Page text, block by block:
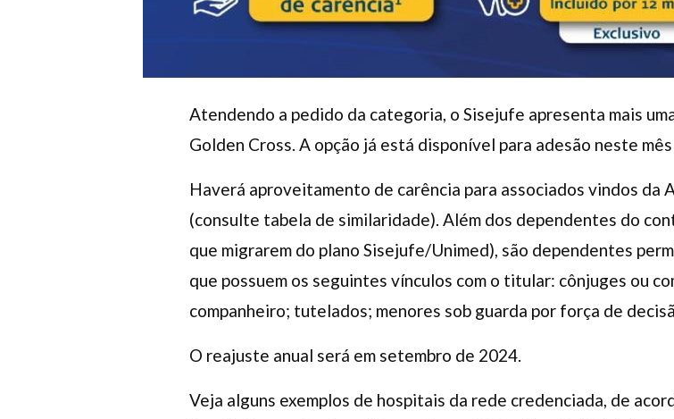
Atendendo a pedido da categoria, o Sisejufe apresenta mais
Golden Cross. A opção já está disponível para adesão neste
Haverá aproveitamento de carência para associados vindos da
(consulte tabela de similaridade). Além dos dependentes do
que migrarem do plano Sisejufe/Unimed), são dependentes
que possuem os seguintes vínculos com o titular: cônjuges ou
companheiro; tutelados; menores sob guarda por força de
O reajuste anual será em setembro de 2024.
Veja alguns exemplos de hospitais da rede credenciada, de